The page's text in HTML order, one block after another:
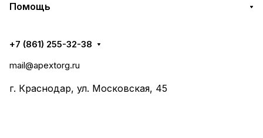
Помощь
+7 (861) 255-32-38
mail@apextorg.ru
г. Краснодар, ул. Московская, 45